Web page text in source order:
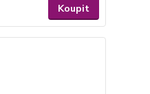
Koupit